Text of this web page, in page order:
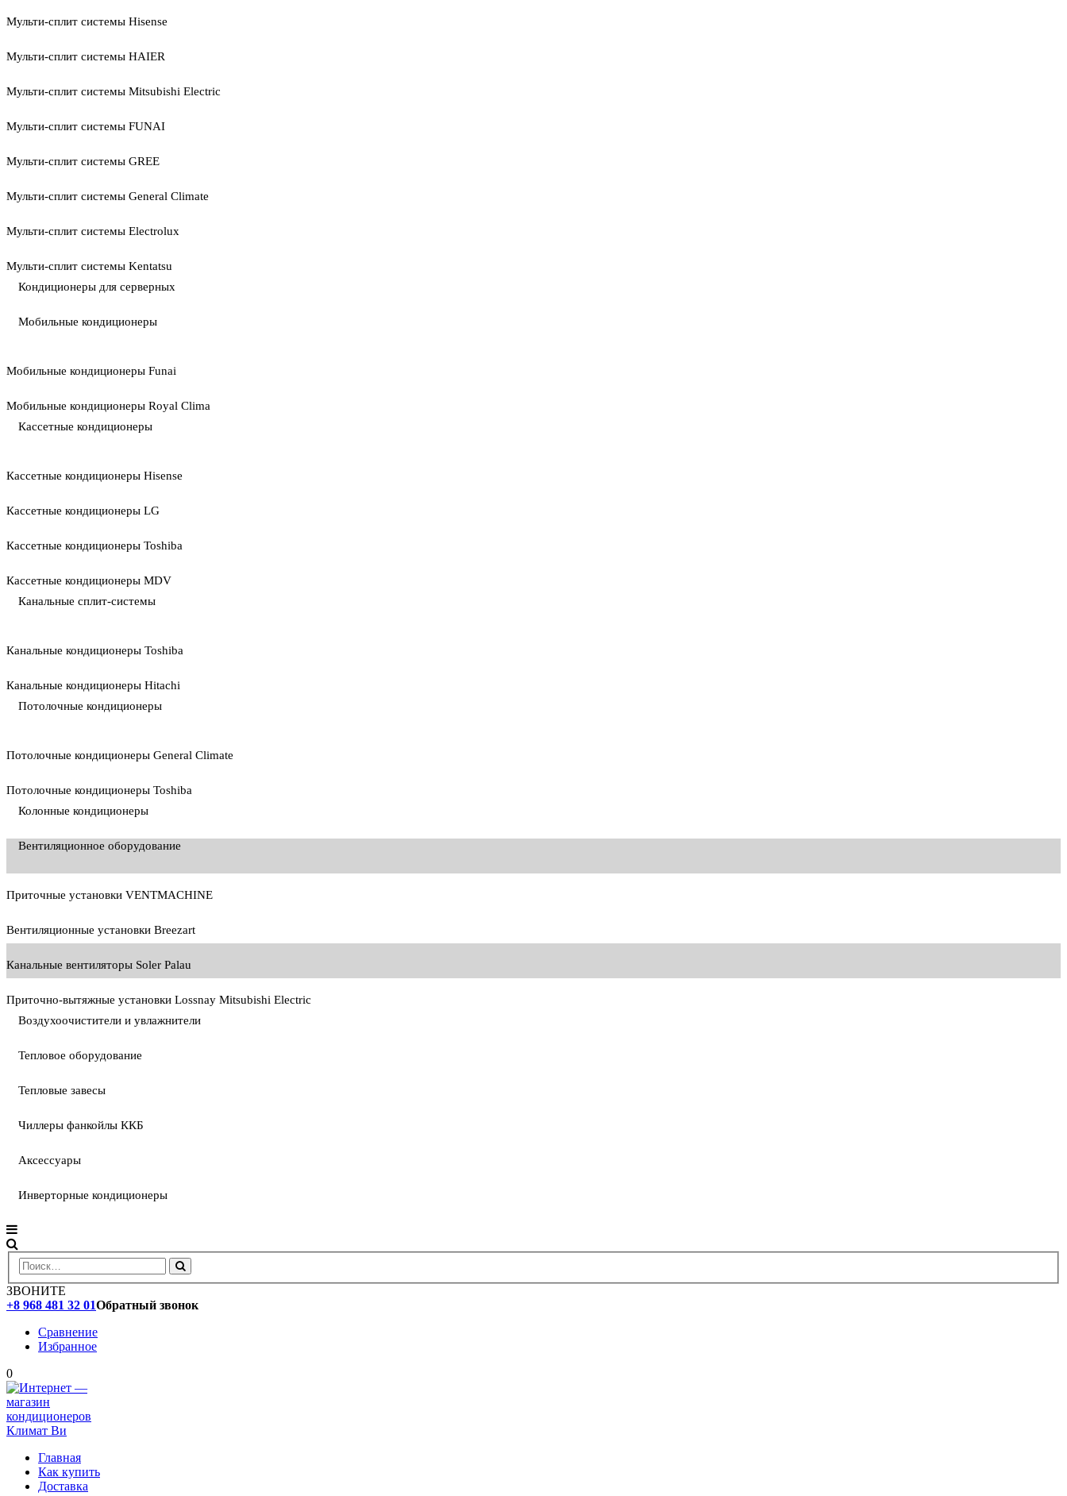
Мульти-сплит системы Hisense
Мульти-сплит системы HAIER
Мульти-сплит системы Mitsubishi Electric
Мульти-сплит системы FUNAI
Мульти-сплит системы GREE
Мульти-сплит системы General Climate
Мульти-сплит системы Electrolux
Мульти-сплит системы Kentatsu
Кондиционеры для серверных
Мобильные кондиционеры
Мобильные кондиционеры Funai
Мобильные кондиционеры Royal Clima
Кассетные кондиционеры
Кассетные кондиционеры Hisense
Кассетные кондиционеры LG
Кассетные кондиционеры Toshiba
Кассетные кондиционеры MDV
Канальные сплит-системы
Канальные кондиционеры Toshiba
Канальные кондиционеры Hitachi
Потолочные кондиционеры
Потолочные кондиционеры General Climate
Потолочные кондиционеры Toshiba
Колонные кондиционеры
Вентиляционное оборудование
Приточные установки VENTMACHINE
Вентиляционные установки Breezart
Канальные вентиляторы Soler Palau
Приточно-вытяжные установки Lossnay Mitsubishi Electric
Воздухоочистители и увлажнители
Тепловое оборудование
Тепловые завесы
Чиллеры фанкойлы ККБ
Аксессуары
Инверторные кондиционеры
ЗВОНИТЕ
+8 968 481 32 01Обратный звонок
Сравнение
Избранное
0
Главная
Как купить
Доставка